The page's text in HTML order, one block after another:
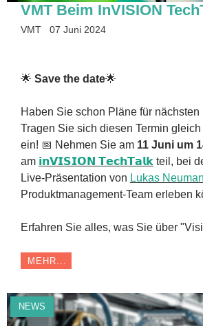
VMT Beim InVISION
VMT 07 Juni 2024
🌟 Save the date🌟
Haben Sie schon Pläne für
Tragen Sie sich diesen Termin
ein! 📅 Nehmen Sie am 11 Juni um
am 𝗶𝗻𝗩𝗜𝗦𝗜𝗢𝗡 𝗧𝗲𝗰𝗵𝗧𝗮𝗹𝗸 teil, bei
Live-Präsentation von Lukas
Produktmanagement-Team erleben
Erfahren Sie alles, was Sie über "Visi
MEHR...
NEWS